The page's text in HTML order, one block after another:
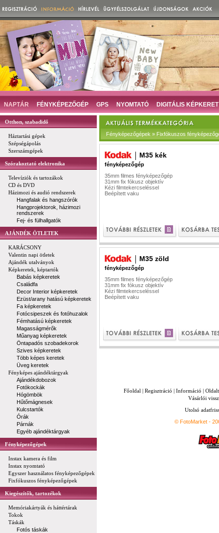
NAPTÁR FÉNYKÉPEZŐGÉP GPS NYOMTATÓ DIGITÁLIS KÉPKERET
Otthon, szabadidő
Háztartási gépek
Szépségápolás
Szerszámgépek
Szórakoztató elektronika
Televíziók és tartozákok
CD és DVD
Házimozi és audió rendszerek
Hangfalak és hangszórók
Hangprojektorok, házimozi
rendszerek
Fej- és fülhallgatók
AJÁNDÉK ÖTLETEK
KARÁCSONY
Valentin napi ötletek
Ajándék utalványok
Képkeretek, képtartók
Babás képkeretek
Családfa
Decor Interior képkeretek
Ezüst/arany hatású képkeretek
Fa képkeretek
Fotócsipeszek és fotóhuzalok
Fémhatású képkeretek
Magasságmérők
Műanyag képkeretek
Öntapadós szobadekorok
Szives képkeretek
Több képes keretek
Üveg keretek
Fényképes ajándéktárgyak
Ajándékdobozok
Fotókockák
Hógömbök
Hűtőmágnesek
Kulcstartók
Órák
Párnák
Egyéb ajándéktárgyak
Fényképezőgépek
Instax kamera és film
Instax nyomtató
Egyszer használatos fényképezőgépek
Fixfókuszos fényképezőgépek
Kiegészítők, tartozékok
Memóriakártyák és háttértárak
Tokok
Táskák
Fotós táskák
Fényképezőgépek » Fixfókuszos
M35 kék
fényképezőgép
35mm filmes fényképezőgép
31mm fix fókusz objektív
Kézi filmtekercseléssel
Beépített vaku
M35 zöld
fényképezőgép
35mm filmes fényképezőgép
31mm fix fókusz objektív
Kézi filmtekercseléssel
Beépített vaku
Főoldal | Regisztráció | Információ |
Vásárlói
Utolsó
© FotoMarket -